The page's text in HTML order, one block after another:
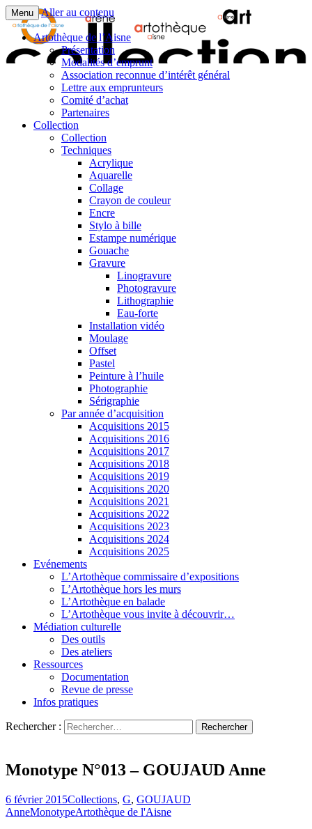
Menu Aller au contenu
Artothèque de l’Aisne
Présentation
Modalités d’emprunt
Association reconnue d’intérêt général
Lettre aux emprunteurs
Comité d’achat
Partenaires
Collection
Collection
Techniques
Acrylique
Aquarelle
Collage
Crayon de couleur
Encre
Stylo à bille
Estampe numérique
Gouache
Gravure
Linogravure
Photogravure
Lithographie​
Eau-forte
Installation vidéo
Moulage
Offset
Pastel
Peinture à l’huile
Photographie
Sérigraphie
Par année d’acquisition
Acquisitions 2015
Acquisitions 2016
Acquisitions 2017
Acquisitions 2018
Acquisitions 2019
Acquisitions 2020
Acquisitions 2021
Acquisitions 2022
Acquisitions 2023
Acquisitions 2024
Acquisitions 2025
Evénements
L’Artothèque commissaire d’expositions
L’Artothèque hors les murs
L’Artothèque en balade
L’Artothèque vous invite à découvrir…
Médiation culturelle
Des outils
Des ateliers
Ressources
Documentation
Revue de presse
Infos pratiques
Rechercher :
Artothèque de l'Aisne
Monotype N°013 – GOUJAUD Anne
6 février 2015Collections, G, GOUJAUD
AnneMonotypeArtothèque de l'Aisne